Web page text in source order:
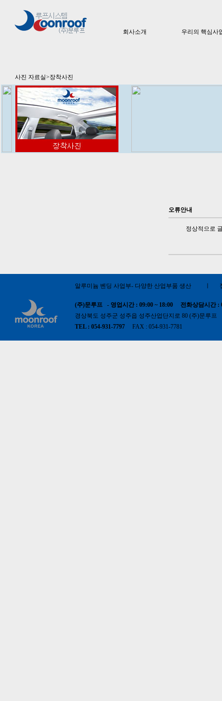
회사소개 우리의 핵심사
사진 자료실>장착사진
오류안내
정상적으로
알루미늄 벤딩 사업부- 다양한 산업부품 생산
(주)문루프 - 영업시간 : 09:00 ~ 18:00 전화상담시간 :
경상북도 성주군 성주읍 성주산업단지로 80 (주)문루
TEL : 054-931-7797 FAX : 054-931-7781